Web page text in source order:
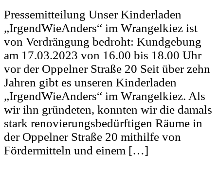
Pressemitteilung Unser Kinderladen
„IrgendWieAnders“ im Wrangelkiez ist
von Verdrängung bedroht: Kundgebung
am 17.03.2023 von 16.00 bis 18.00 Uhr
vor der Oppelner Straße 20 Seit über zehn
Jahren gibt es unseren Kinderladen
„IrgendWieAnders“ im Wrangelkiez. Als
wir ihn gründeten, konnten wir die damals
stark renovierungsbedürftigen Räume in
der Oppelner Straße 20 mithilfe von
Fördermitteln und einem […]